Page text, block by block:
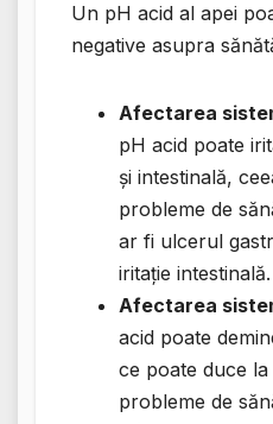
Un pH acid al apei
negative asupra
Afectarea
pH acid poate
și intestinală,
probleme de
ar fi ulcerul
iritație intestinală.
Afectarea
acid poate
ce poate duce
probleme de